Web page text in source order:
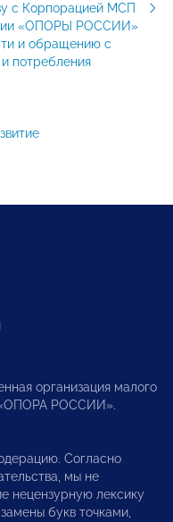
с Корпорацией МСП
«ОПОРЫ РОССИИ»
и обращению с
потребления
организация малого
«ОПОРА РОССИИ».
Согласно
мы не
нецензурную лексику
букв точками,